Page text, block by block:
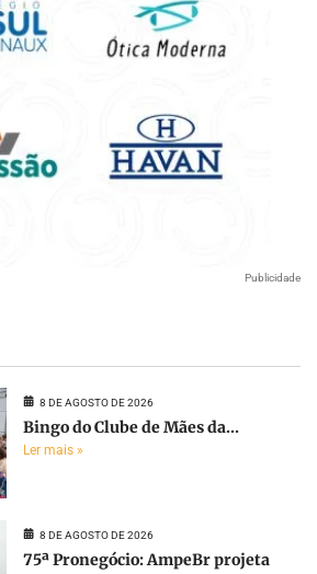
Publicidade
8 DE AGOSTO DE 2026
Bingo do Clube de Mães da...
Ler mais »
8 DE AGOSTO DE 2026
75ª Pronegócio: AmpeBr projeta